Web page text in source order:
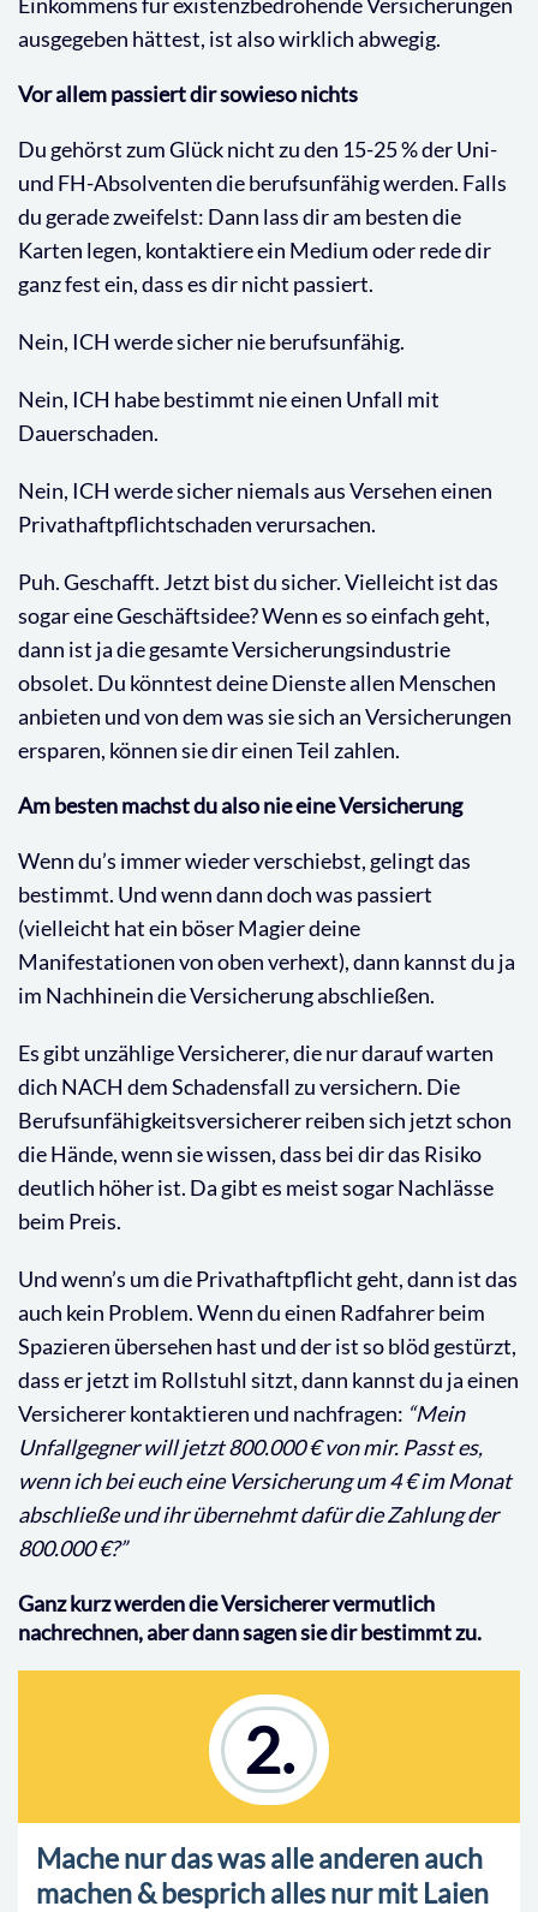
ausgegeben hättest, ist also wirklich abwegig.
Vor allem passiert dir sowieso nichts
Du gehörst zum Glück nicht zu den 15-25 % der Uni-
und FH-Absolventen die berufsunfähig werden. Falls
du gerade zweifelst: Dann lass dir am besten die
Karten legen, kontaktiere ein Medium oder rede dir
ganz fest ein, dass es dir nicht passiert.
Nein, ICH werde sicher nie berufsunfähig.
Nein, ICH habe bestimmt nie einen Unfall mit
Dauerschaden.
Nein, ICH werde sicher niemals aus Versehen einen
Privathaftpflichtschaden verursachen.
Puh. Geschafft. Jetzt bist du sicher. Vielleicht ist das
sogar eine Geschäftsidee? Wenn es so einfach geht,
dann ist ja die gesamte Versicherungsindustrie
obsolet. Du könntest deine Dienste allen Menschen
anbieten und von dem was sie sich an Versicherungen
ersparen, können sie dir einen Teil zahlen.
Am besten machst du also nie eine Versicherung
Wenn du’s immer wieder verschiebst, gelingt das
bestimmt. Und wenn dann doch was passiert
(vielleicht hat ein böser Magier deine
Manifestationen von oben verhext), dann kannst du ja
im Nachhinein die Versicherung abschließen.
Es gibt unzählige Versicherer, die nur darauf warten
dich NACH dem Schadensfall zu versichern. Die
Berufsunfähigkeitsversicherer reiben sich jetzt schon
die Hände, wenn sie wissen, dass bei dir das Risiko
deutlich höher ist. Da gibt es meist sogar Nachlässe
beim Preis.
Und wenn’s um die Privathaftpflicht geht, dann ist das
auch kein Problem. Wenn du einen Radfahrer beim
Spazieren übersehen hast und der ist so blöd gestürzt,
dass er jetzt im Rollstuhl sitzt, dann kannst du ja einen
Versicherer kontaktieren und nachfragen: “Mein
Unfallgegner will jetzt 800.000 € von mir. Passt es,
wenn ich bei euch eine Versicherung um 4 € im Monat
abschließe und ihr übernehmt dafür die Zahlung der
800.000 €?”
Ganz kurz werden die Versicherer vermutlich
nachrechnen, aber dann sagen sie dir bestimmt zu.
2.
Mache nur das was alle anderen auch
machen & besprich alles nur mit Laien